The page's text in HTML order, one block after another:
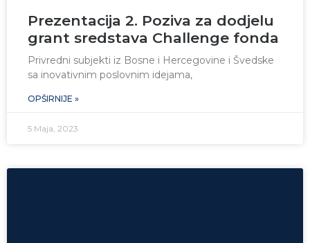
Prezentacija 2. Poziva za dodjelu
grant sredstava Challenge fonda
Privredni subjekti iz Bosne i Hercegovine i Švedske
sa inovativnim poslovnim idejama,
OPŠIRNIJE »
5 Maja, 2023